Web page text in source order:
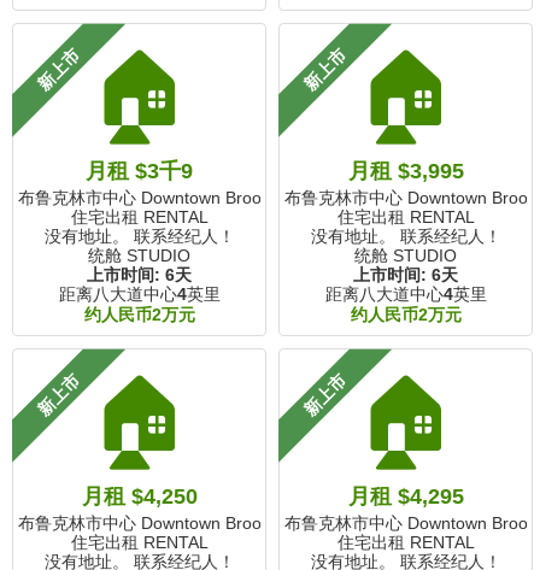
新上市🏠
月租 $3千9
布鲁克林市中心 Downtown Brooklyn, NY
住宅出租 RENTAL
没有地址。 联系经纪人！
统舱 STUDIO
上市时间: 6天
距离八大道中心4英里
约人民币2万元
新上市🏠
月租 $3,995
布鲁克林市中心 Downtown
住宅出租 RENTAL
没有地址。 联系经纪人！
统舱 STUDIO
上市时间: 6天
距离八大道中心4英里
约人民币2万元
新上市🏠
月租 $4,250
布鲁克林市中心 Downtown Brooklyn, NY
住宅出租 RENTAL
没有地址。 联系经纪人！
新上市🏠
月租 $4,295
布鲁克林市中心 Downtown
住宅出租 RENTAL
没有地址。 联系经纪人！